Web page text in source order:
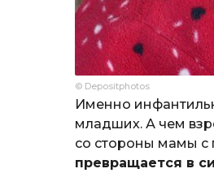
© Depositphotos
Именно
младших. А чем
со стороны мамы с
превращается в